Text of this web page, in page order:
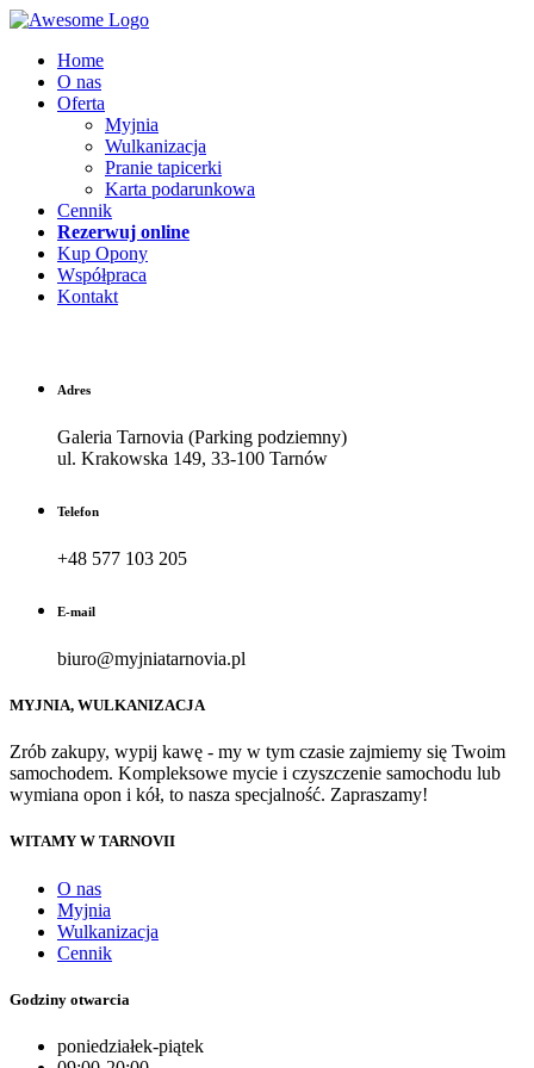
Home
O nas
Oferta
Myjnia
Wulkanizacja
Pranie tapicerki
Karta podarunkowa
Cennik
Rezerwuj online
Kup Opony
Współpraca
Kontakt
Adres
Galeria Tarnovia (Parking podziemny)
ul. Krakowska 149, 33-100 Tarnów
Telefon
+48 577 103 205
E-mail
biuro@myjniatarnovia.pl
MYJNIA, WULKANIZACJA
Zrób zakupy, wypij kawę - my w tym czasie zajmiemy się Twoim
samochodem. Kompleksowe mycie i czyszczenie samochodu lub
wymiana opon i kół, to nasza specjalność. Zapraszamy!
WITAMY W TARNOVII
O nas
Myjnia
Wulkanizacja
Cennik
Godziny otwarcia
poniedziałek-piątek